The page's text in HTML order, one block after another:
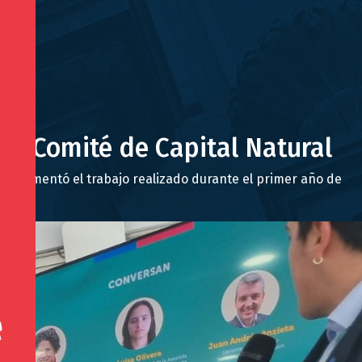
Comité de Capital Natural
y comentó el trabajo realizado durante el primer año de